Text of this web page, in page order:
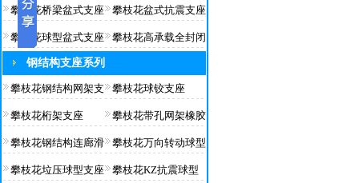
攀枝花桥梁盆式支座 攀枝花盆式抗震支座
攀枝花球型盆式支座 攀枝花高承载全封闭
钢结构支座系列
攀枝花钢结构网架支 攀枝花球铰支座
攀枝花桁架支座 攀枝花带孔网架橡胶
攀枝花钢结构连廊滑 攀枝花万向转动球型
攀枝花垃压球型支座 攀枝花KZ抗震球型